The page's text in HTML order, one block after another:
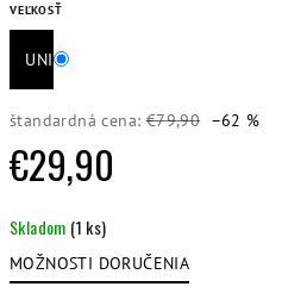
VEĽKOSŤ
UNI
štandardná cena: €79,90 –62 %
€29,90
cena:
Skladom (1 ks)
MOŽNOSTI DORUČENIA